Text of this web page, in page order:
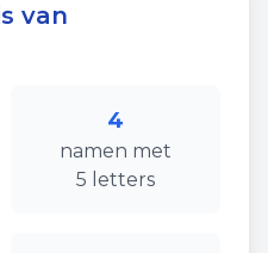
van
4
namen met
5 letters